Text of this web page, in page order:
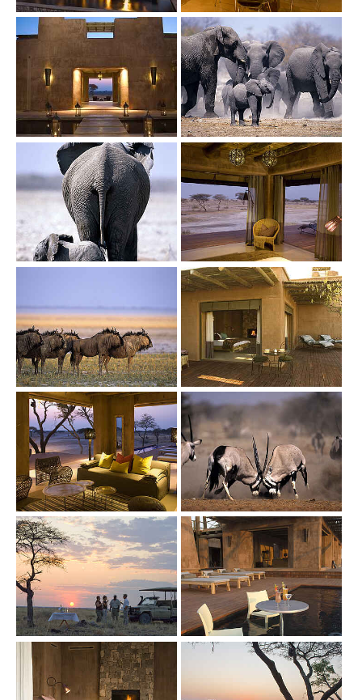
Show larger version Show larger version
Show larger version Show larger version
Show larger version
Show larger version Show larger version
Show larger version Show larger version
Show larger version Show larger version